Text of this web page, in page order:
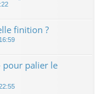
finition ?
pour palier le